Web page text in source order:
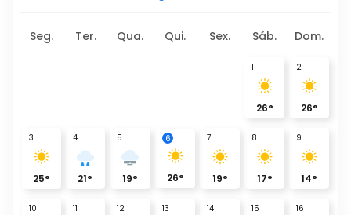
Seg. Ter. Qua. Qui. Sex. Sáb. Dom.
1
26°
2
26°
3
25°
4
21°
5
19°
6
26°
7
19°
8
17°
9
14°
10 11 12 13 14 15 16